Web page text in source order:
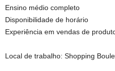
Ensino médio completo
Disponibilidade de horário
Experiência em vendas de
Local de trabalho: Shopping